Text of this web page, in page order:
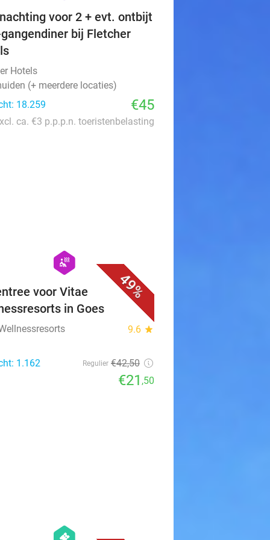
voor 2 + evt. ontbijt
bij Fletcher
Hotels
(+ meerdere locaties)
18.259
€45
ca. €3 p.p.p.n. toeristenbelasting
49%
hexagon
wellness
voor Vitae
in Goes
9.6 star
1.162
Regulier €42,50
€21 ,50
events